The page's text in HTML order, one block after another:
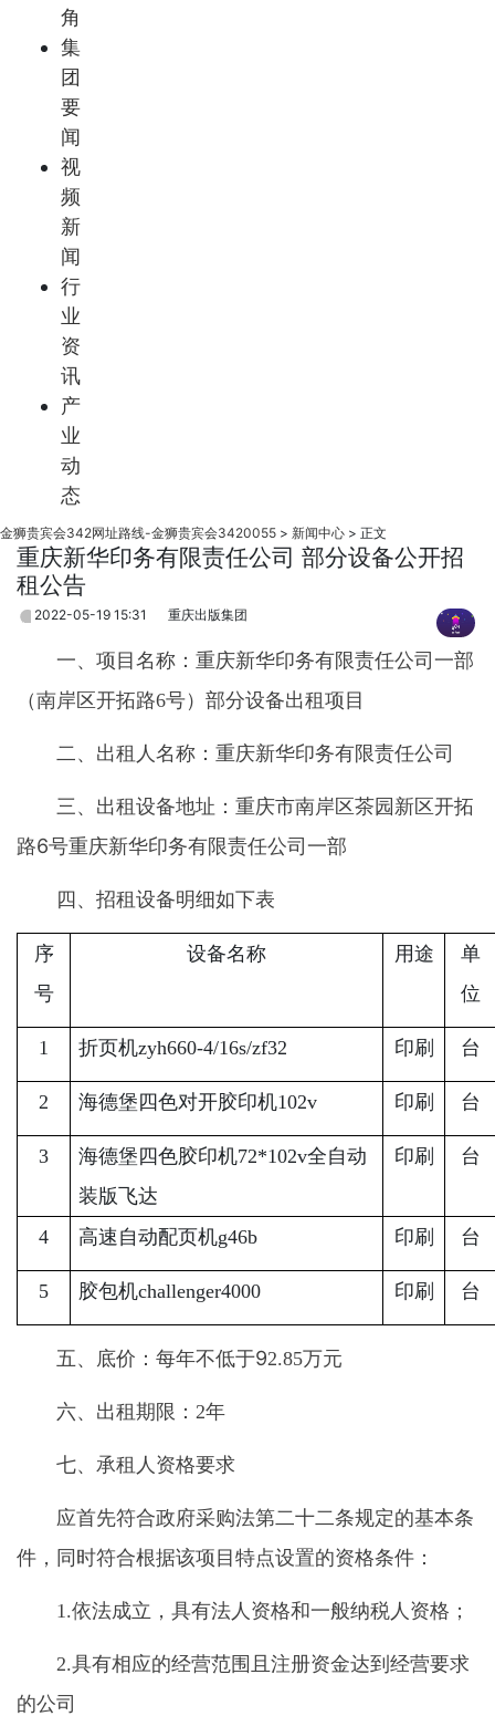
角
集
团
要
闻
视
频
新
闻
行
业
资
讯
产
业
动
态
金狮贵宾会342网址路线-金狮贵宾会3420055 > 新闻中心 > 正文
重庆新华印务有限责任公司 部分设备公开招
租公告
2022-05-19 15:31 重庆出版集团
一、项目名称：重庆新华印务有限责任公司一部
（南岸区开拓路6号）部分设备出租项目
二、出租人名称：重庆新华印务有限责任公司
三、出租设备地址：重庆市南岸区茶园新区开拓
路6号重庆新华印务有限责任公司一部
四、招租设备明细如下表
序
号
设备名称 用途
单
位
1 折页机zyh660-4/16s/zf32 印刷 台
2 海德堡四色对开胶印机102v 印刷 台
3
海德堡四色胶印机72*102v全自动
装版飞达
印刷 台
4 高速自动配页机g46b 印刷 台
5 胶包机challenger4000 印刷 台
五、底价：每年不低于92.85万元
六、出租期限： 2年
七、承租人资格要求
应首先符合政府采购法第二十二条规定的基本条
件，同时符合根据该项目特点设置的资格条件：
1.依法成立，具有法人资格和一般纳税人资格；
2.具有相应的经营范围且注册资金达到经营要求
的公司